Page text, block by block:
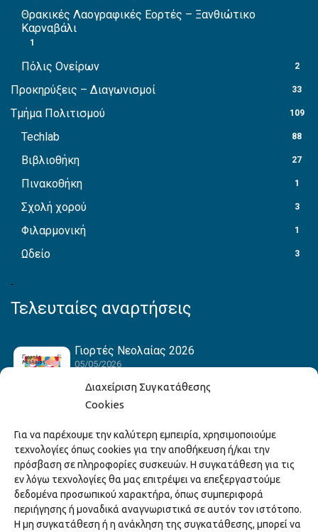
Διαχείριση Συγκατάθεσης
Cookies
Για να παρέχουμε την καλύτερη εμπειρία, χρησιμοποιούμε
τεχνολογίες όπως cookies για την αποθήκευση ή/και την
πρόσβαση σε πληροφορίες συσκευών. Η συγκατάθεση για τις
εν λόγω τεχνολογίες θα μας επιτρέψει να επεξεργαστούμε
δεδομένα προσωπικού χαρακτήρα, όπως συμπεριφορά
περιήγησης ή μοναδικά αναγνωριστικά σε αυτόν τον ιστότοπο.
Η μη συγκατάθεση ή η ανάκληση της συγκατάθεσης, μπορεί να
Θρακικές Λαογραφικές Εορτές – Ξανθιώτικο
Καρναβάλι
1
Πόλις Ονείρων 2
Προκηρύξεις – Διαγωνισμοί 33
Τμήμα Πολιτισμού 109
Techlab 88
Βιβλιοθήκη 27
Πινακοθήκη 1
Σχολή χορού 3
Φιλαρμονική 1
Ωδείο 3
Τελευταίες αναρτήσεις
Γιορτές Νεολαίας 2026
05/05/2026
Hack the Match: Γνωρίζοντας τα Αμερικανικά
Αθλήματα! Δημιουργώντας το Δικό σου
Game Story!
22/04/2026
Ξάνθη – Πόλις Ονείρων Μουσικών Σχολείων